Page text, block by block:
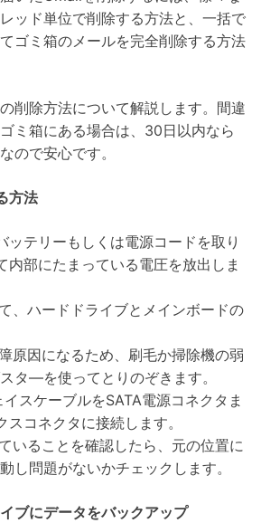
ッド単位で削除する方法と、一括で
ゴミ箱のメールを完全削除する方法
削除方法について解説します。間違
ミ箱にある場合は、30日以内なら
ので安心です。
方法
ッテリーもしくは電源コードを取り
内部にたまっている電圧を放出しま
、ハードドライブとメインボードの
原因になるため、刷毛か掃除機の弱
タ―を使ってとりのぞきます。
スケーブルをSATA電源コネクタま
コネクタに接続します。
いることを確認したら、元の位置に
し問題がないかチェックします。
ブにデータをバックアップ